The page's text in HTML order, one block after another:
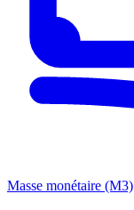
Masse monétaire (M3)